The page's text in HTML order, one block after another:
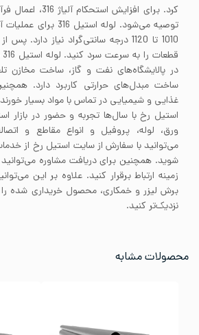
کرد. برای افزایش
توصیه می‌شود. لوله
1010 تا 1120 درجه سانتی‌گراد نیاز دارد.
در پالایشگاه‌های نفت و گاز، ساخت مخازن
ساخت مبدل‌های حرارتی کاربرد دارد.
غذایی و شیمیایی در تماس با مواد بسیار
استیل رخ با سال‌ها تجربه و حضور در بازار
ورق، لوله، پروفیل و انواع مقاطع و
می‌توانید با سفارش از سایت استیل رخ از
شوید. همچنین برای دریافت مشاوره
زمینه ارتباط برقرار کنید. علاوه بر این
برش لیزر و خمکاری، محصول خریداری شده
نزدیک‌تر کنید.
محصولات مشابه